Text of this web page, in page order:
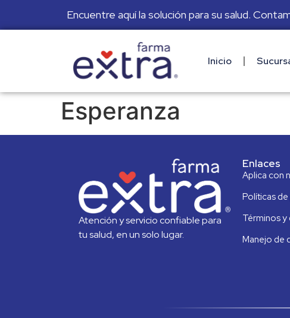
Encuentre aquí la solución para su salud.
Inicio
Esperanza
Atención y servicio confiable para
tu salud, en un solo lugar.
Enlaces
Aplica con
Políticas
Términos
Manejo de